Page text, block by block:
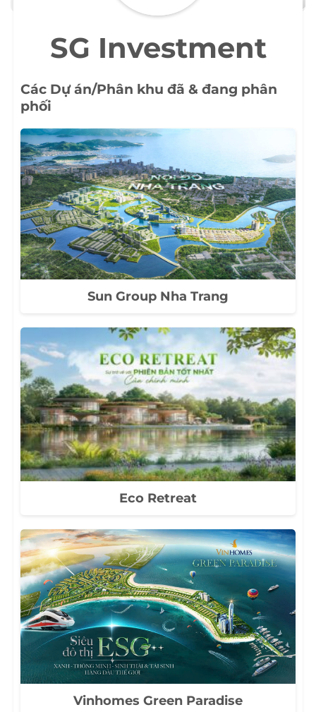
SG Investment
Các Dự án/Phân khu đã & đang phân
phối
Sun Group Nha Trang
Eco Retreat
Vinhomes Green Paradise